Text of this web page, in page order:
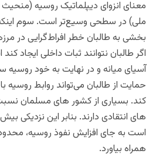
معنای انزوای دیپلماتیک روسیه
ملی) در سطحی وسیع‌تر است. سوم
بخشی به طالبان خطر افراط‌گرایی در
اگر طالبان نتوانند ثبات داخلی ایجاد
آسیای میانه و در نهایت به خود روسیه
حمایت از طالبان می‌تواند روابط روسیه
کند. بسیاری از کشور های مسلمان
های انتقادی دارند. بنابر این نزدیکی
است به جای افزایش نفوذ روسیه،
همراه بیاورد.